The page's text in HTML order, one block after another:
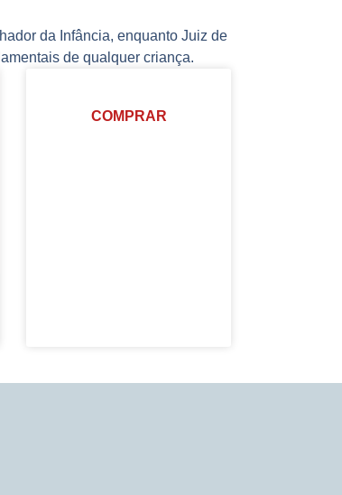
da Infância, enquanto Juiz de
de qualquer criança.
COMPRAR